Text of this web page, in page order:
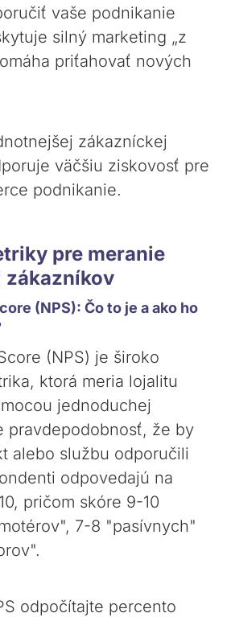
vaše podnikanie
silný marketing „z
priťahovať nových
zákazníckej
väčšiu ziskovosť pre
podnikanie.
pre meranie
zákazníkov
(NPS): Čo to je a ako ho
(NPS) je široko
ktorá meria lojalitu
jednoduchej
pravdepodobnosť, že by
alebo službu odporučili
odpovedajú na
pričom skóre 9-10
7-8 "pasívnych"
odpočítajte percento